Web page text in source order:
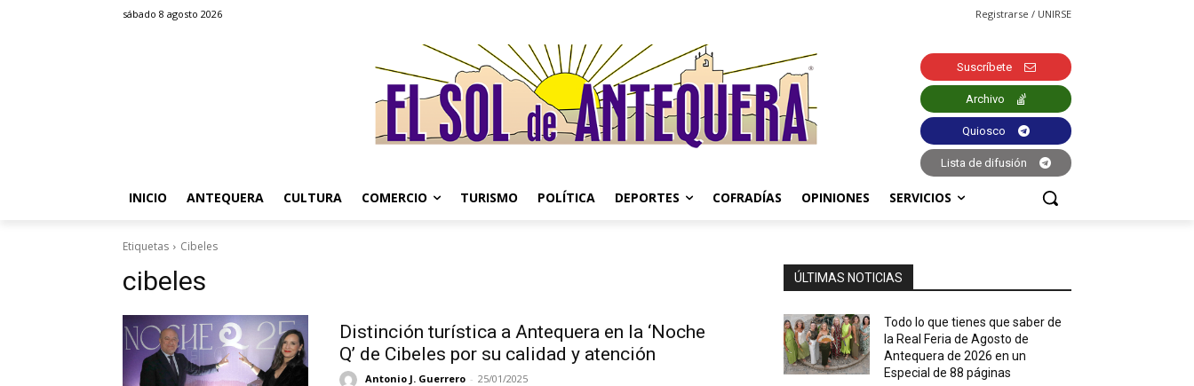
sábado 8 agosto 2026 Registrarse / UNIRSE
Suscríbete
Archivo
Quiosco
Lista de difusión
INICIO ANTEQUERA CULTURA COMERCIO TURISMO POLÍTICA DEPORTES COFRADÍAS OPINIONES SERVICIOS
Etiquetas Cibeles
cibeles
Distinción turística a Antequera en la ‘Noche
Q’ de Cibeles por su calidad y atención
Antonio J. Guerrero - 25/01/2025
ÚLTIMAS NOTICIAS
Todo lo que tienes que saber de
la Real Feria de Agosto de
Antequera de 2026 en un
Especial de 88 páginas